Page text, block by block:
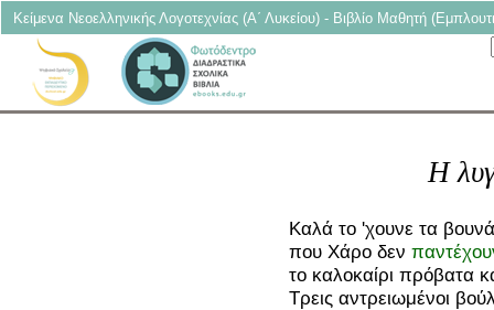
Κείμενα Νεοελληνικής Λογοτεχνίας (Α΄ Λυκείου) - Βιβλίο Μαθητή
Η
Καλά το 'χουνε τα
που Χάρο δεν
το καλοκαίρι πρόβατα
Τρεις αντρειωμένοι